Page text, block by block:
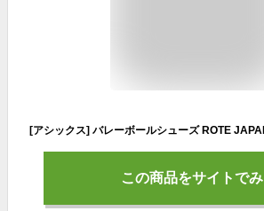
[アシックス] バレーボールシューズ ROTE
この商品をサイトで